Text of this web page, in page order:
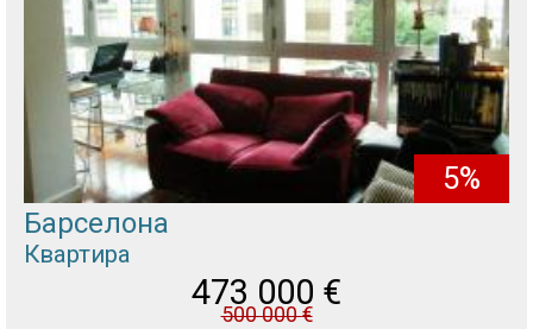
5%
Барселона
Квартира
473 000 €
500 000€